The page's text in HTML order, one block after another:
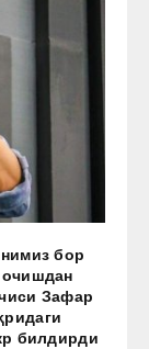
бор
очишдан
Зафар
билдирди